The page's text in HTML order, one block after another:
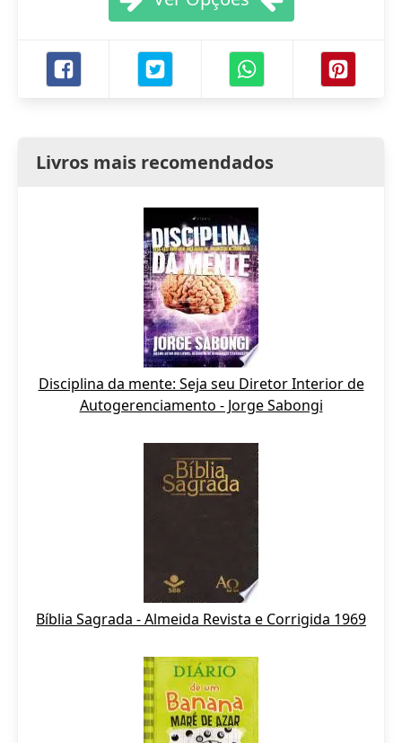
Livros mais recomendados
Disciplina da mente: Seja seu Diretor Interior de
Autogerenciamento - Jorge Sabongi
Bíblia Sagrada - Almeida Revista e Corrigida 1969